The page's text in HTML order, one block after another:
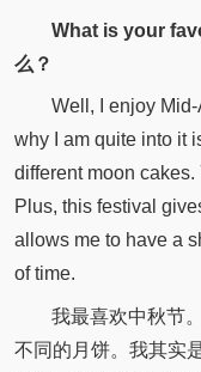
What is your
么？
Well, I enjoy
why I am quite into it
different moon
Plus, this festival
allows me to have a
of time.
我最喜欢中秋节
不同的月饼。我其实